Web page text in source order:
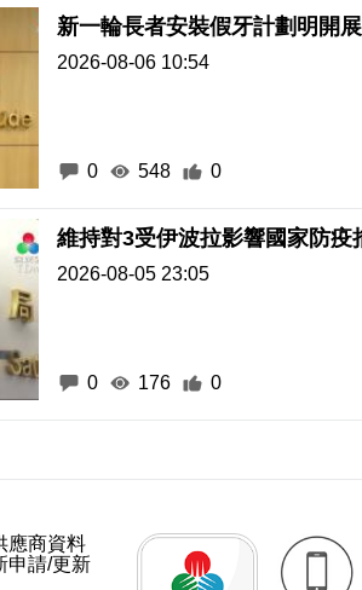
新一輪長者安裝假牙計劃明開展
2026-08-06 10:54
0 548 0
維持對3受伊波拉影響國家防疫
2026-08-05 23:05
0 176 0
應商資料
申請/更新